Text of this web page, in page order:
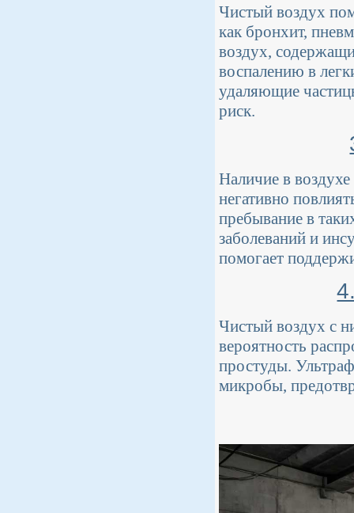
Чистый воздух
как бронхит,
воздух,
воспалению в
удаляющие
риск.
Наличие в
негативно
пребывание в
заболеваний и
помогает
Чистый воздух с
вероятность
простуды.
микробы,